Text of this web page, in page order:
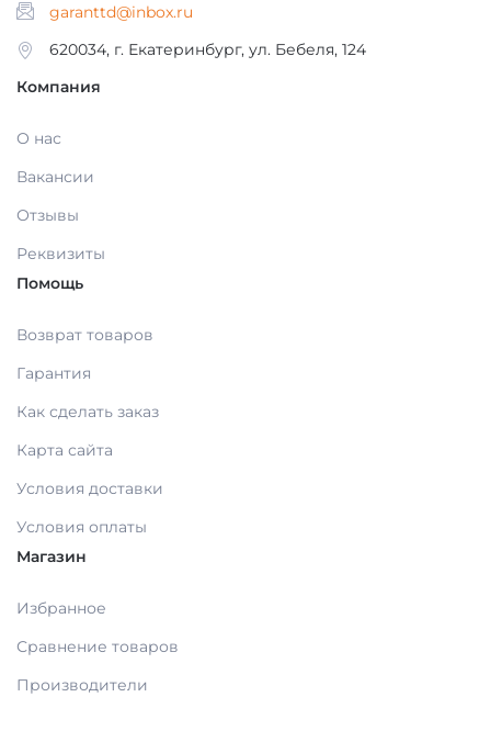
ПОДКЛАДОЧНЫЕ МАТЕРИАЛЫ
МАТЕРИАЛЫ ДЛЯ ЭНДОДОНТИЧЕСКОГО
МАТЕРИАЛЫ ДЛЯ ФИКСАЦИИ НЕ ПРЯМЫХ
РЕСТАВРАЦИЙ
МАТЕРИАЛЫ / ПРИНАДЛЕЖНОСТИ ДЛЯ
МАТЕРИАЛЫ И ПРИНАДЛЕЖНОСТИ ДЛЯ
ПОЛЯ
МАТЕРИАЛ ДЛЯ ПЕРЕБАЗИРОВКИ
ПРОВОЛОКА, ГИЛЬЗЫ, ШИНЫ, КЛАММЕРА
(без срока)
ПЕСКОСТРУЙНОЕ ОБОРУДОВАНИЕ
ОБОРУДОВАНИЕ ЗУБОТЕХНИЧЕСКОЕ
garanttd@inbox.ru
620034, г. Екатеринбург, ул. Бебеля, 124
Компания
О нас
Вакансии
Отзывы
Реквизиты
Помощь
Возврат товаров
Гарантия
Как сделать заказ
Карта сайта
Условия доставки
Условия оплаты
Магазин
Избранное
Сравнение товаров
Производители